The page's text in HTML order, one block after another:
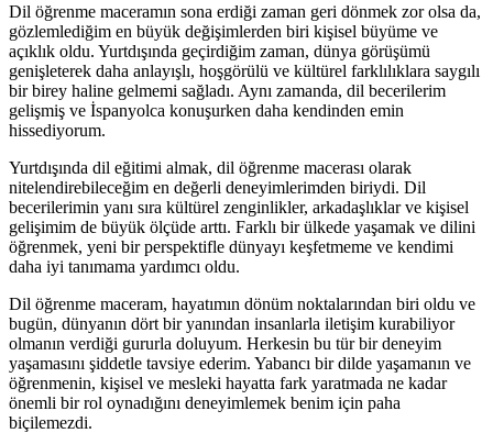
Dil öğrenme maceramın sona erdiği zaman geri dönmek zor olsa da,
gözlemlediğim en büyük değişimlerden biri kişisel büyüme ve
açıklık oldu. Yurtdışında geçirdiğim zaman, dünya görüşümü
genişleterek daha anlayışlı, hoşgörülü ve kültürel farklılıklara saygılı
bir birey haline gelmemi sağladı. Aynı zamanda, dil becerilerim
gelişmiş ve İspanyolca konuşurken daha kendinden emin
hissediyorum.
Yurtdışında dil eğitimi almak, dil öğrenme macerası olarak
nitelendirebileceğim en değerli deneyimlerimden biriydi. Dil
becerilerimin yanı sıra kültürel zenginlikler, arkadaşlıklar ve kişisel
gelişimim de büyük ölçüde arttı. Farklı bir ülkede yaşamak ve dilini
öğrenmek, yeni bir perspektifle dünyayı keşfetmeme ve kendimi
daha iyi tanımama yardımcı oldu.
Dil öğrenme maceram, hayatımın dönüm noktalarından biri oldu ve
bugün, dünyanın dört bir yanından insanlarla iletişim kurabiliyor
olmanın verdiği gururla doluyum. Herkesin bu tür bir deneyim
yaşamasını şiddetle tavsiye ederim. Yabancı bir dilde yaşamanın ve
öğrenmenin, kişisel ve mesleki hayatta fark yaratmada ne kadar
önemli bir rol oynadığını deneyimlemek benim için paha
biçilemezdi.